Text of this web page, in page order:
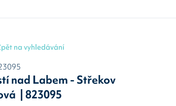
na vyhledávání
nad Labem - Střekov
| 823095